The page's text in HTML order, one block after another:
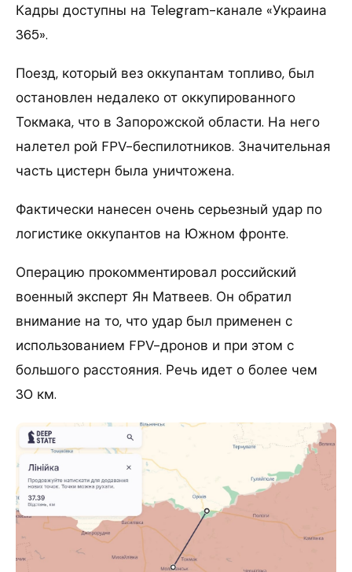
Кадры доступны на Telegram-канале «Украина
365».
Поезд, который вез оккупантам топливо, был
остановлен недалеко от оккупированного
Токмака, что в Запорожской области. На него
налетел рой FPV-беспилотников. Значительная
часть цистерн была уничтожена.
Фактически нанесен очень серьезный удар по
логистике оккупантов на Южном фронте.
Операцию прокомментировал российский
военный эксперт Ян Матвеев. Он обратил
внимание на то, что удар был применен с
использованием FPV-дронов и при этом с
большого расстояния. Речь идет о более чем
30 км.